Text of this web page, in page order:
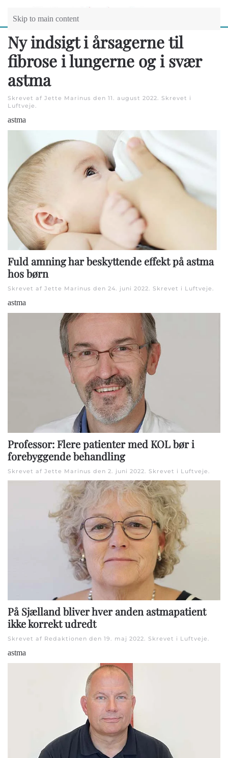
Skip to main content
Ny indsigt i årsagerne til
fibrose i lungerne og i svær
astma
Skrevet af Jette Marinus den 11. august 2022. Skrevet i
Luftveje.
astma
Fuld amning har beskyttende effekt på astma
hos børn
Skrevet af Jette Marinus den 24. juni 2022. Skrevet i Luftveje.
astma
Professor: Flere patienter med KOL bør i
forebyggende behandling
Skrevet af Jette Marinus den 2. juni 2022. Skrevet i Luftveje.
På Sjælland bliver hver anden astmapatient
ikke korrekt udredt
Skrevet af Redaktionen den 19. maj 2022. Skrevet i Luftveje.
astma